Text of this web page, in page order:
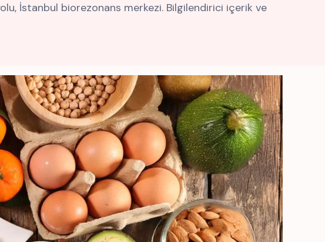
İstanbul biorezonans merkezi. Bilgilendirici içerik ve